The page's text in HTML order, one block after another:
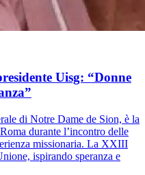
Uisg: “Donne
di Notre Dame de Sion, è la
durante l’incontro delle
missionaria. La XXIII
ispirando speranza e